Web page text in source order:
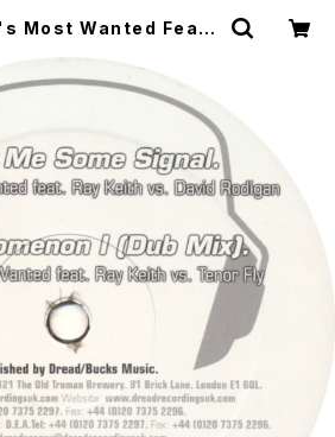
Most Wanted Feat.
1 (Dub Mix)
/ 2007] | WOW REC